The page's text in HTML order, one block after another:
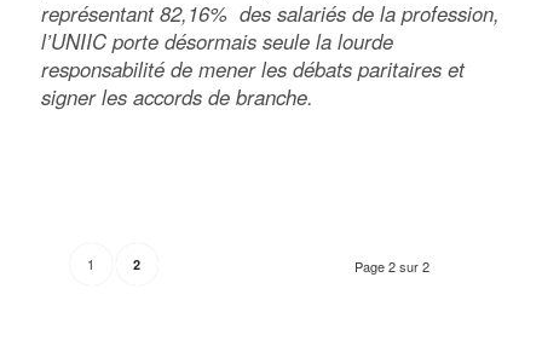
représentant 82,16% des salariés de la profession,
l’UNIIC porte désormais seule la lourde
responsabilité de mener les débats paritaires et
signer les accords de branche.
Page 2 sur 2
1 2